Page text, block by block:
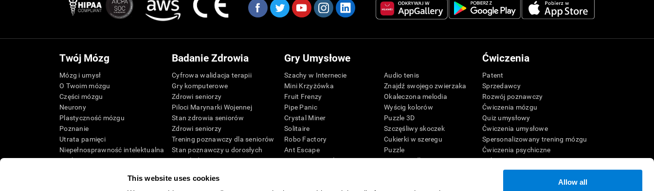
This website uses cookies
Allow all
Twój Mózg
Mózg i umysł
O Twoim mózgu
Części mózgu
Neurony
Plastyczność mózgu
Poznanie
Utrata pamięci
Niepełnosprawność intelektualna
Funkcje mózgu
Badanie Zdrowia
Cyfrowa walidacja terapii
Gry komputerowe
Zdrowi seniorzy
Piloci Marynarki Wojennej
Stan zdrowia seniorów
Zdrowi seniorzy
Trening poznawczy dla seniorów
Stan poznawczy u dorosłych
Przegląd systematyczny
Gry Umysłowe
Szachy w Internecie
Mini Krzyżówka
Fruit Frenzy
Pipe Panic
Crystal Miner
Solitaire
Robo Factory
Ant Escape
Neonowe światła
Audio tenis
Znajdź swojego zwierzaka
Okaleczona melodia
Wyścig kolorów
Puzzle 3D
Szczęśliwy skoczek
Cukierki w szeregu
Puzzle
Pingwin odkrywca
Ćwiczenia
Patent
Sprzedawcy
Rozwój poznawczy
Ćwiczenia mózgu
Quiz umysłowy
Ćwiczenia umysłowe
Spersonalizowany trening mózgu
Ćwiczenia psychiczne
Zabawne gry matematyczne
Czytanie ze zrozumieniem